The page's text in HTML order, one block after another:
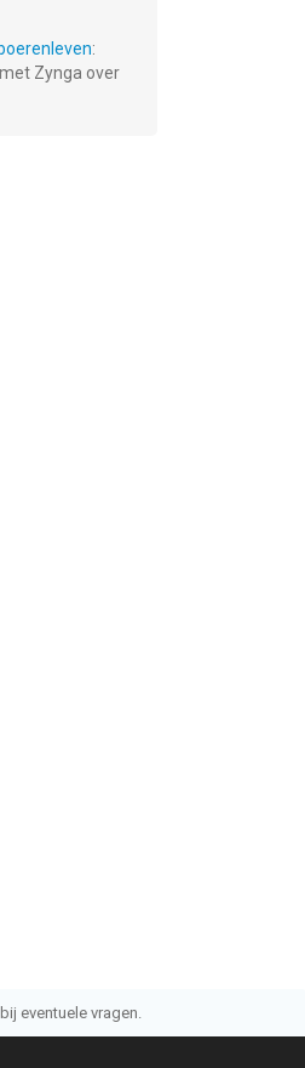
:
Zynga over
bij eventuele vragen.